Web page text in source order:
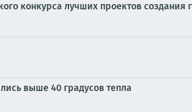
конкурса лучших проектов создания
выше 40 градусов тепла